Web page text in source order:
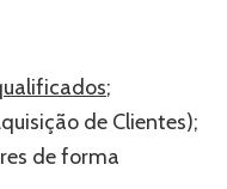
;
de Clientes);
de forma